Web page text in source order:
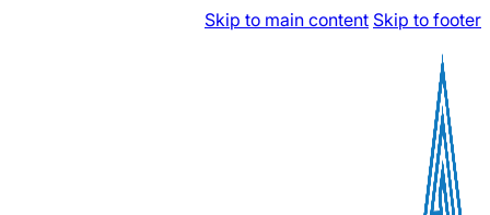
Skip to main content Skip to footer